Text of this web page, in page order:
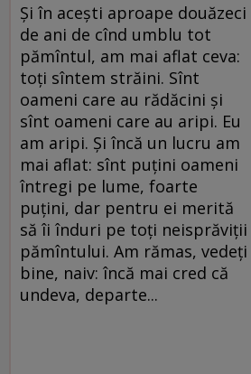
Și în acești aproape douăzeci
de ani de cînd umblu tot
pămîntul, am mai aflat ceva:
toți sîntem străini. Sînt
oameni care au rădăcini și
sînt oameni care au aripi. Eu
am aripi. Și încă un lucru am
mai aflat: sînt puțini oameni
întregi pe lume, foarte
puțini, dar pentru ei merită
să îi înduri pe toți neisprăviții
pămîntului. Am rămas, vedeți
bine, naiv: încă mai cred că
undeva, departe...